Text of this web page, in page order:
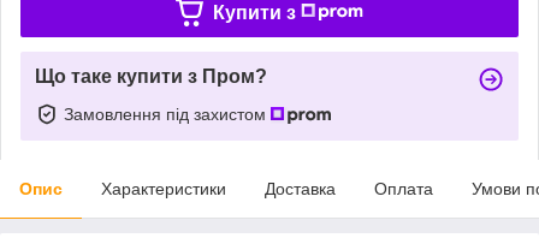
Купити з
Що таке купити з Пром?
Замовлення під захистом
Опис Характеристики Доставка Оплата Умови